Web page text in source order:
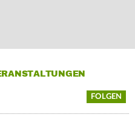
FOLGEN